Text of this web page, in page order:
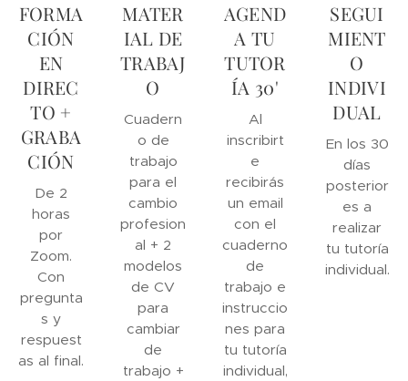
FORMA
CIÓN
EN
DIREC
TO +
GRABA
CIÓN
De 2
horas
por
Zoom.
Con
pregunta
s y
respuest
as al final.
MATER
IAL DE
TRABAJ
O
Cuadern
o de
trabajo
para el
cambio
profesion
al + 2
modelos
de CV
para
cambiar
de
trabajo +
AGEND
A TU
TUTOR
ÍA 30'
Al
inscribirt
e
recibirás
un email
con el
cuaderno
de
trabajo e
instruccio
nes para
tu tutoría
individual,
SEGUI
MIENT
O
INDIVI
DUAL
En los 30
días
posterior
es a
realizar
tu tutoría
individual.